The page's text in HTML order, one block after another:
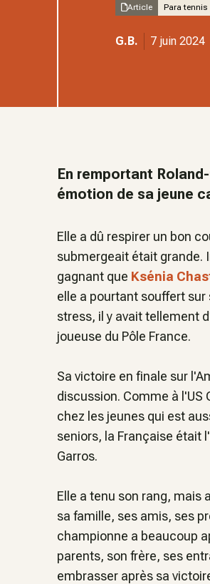
Article Para tennis
G.B. 7 juin 2024
En remportant
émotion de sa jeune
Elle a dû respirer un bon
submergeait était grande.
gagnant que Ksénia
elle a pourtant souffert
stress, il y avait tellement
joueuse du Pôle France.
Sa victoire en finale sur
discussion. Comme à l'US
chez les jeunes qui est
seniors, la Française était
Garros.
Elle a tenu son rang,
sa famille, ses amis, ses
championne a beaucoup
parents, son frère, ses
embrasser après sa